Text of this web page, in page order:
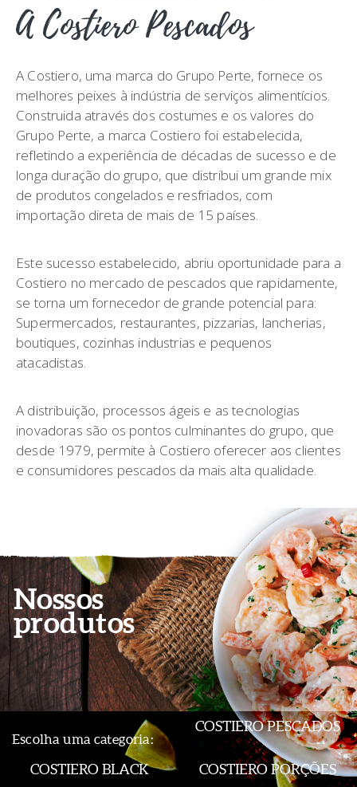
A Costiero Pescados
A Costiero, uma marca do Grupo Perte, fornece os
melhores peixes à indústria de serviços alimentícios.
Construida através dos costumes e os valores do
Grupo Perte, a marca Costiero foi estabelecida,
refletindo a experiência de décadas de sucesso e de
longa duração do grupo, que distribui um grande mix
de produtos congelados e resfriados, com
importação direta de mais de 15 países.
Este sucesso estabelecido, abriu oportunidade para a
Costiero no mercado de pescados que rapidamente,
se torna um fornecedor de grande potencial para:
Supermercados, restaurantes, pizzarias, lancherias,
boutiques, cozinhas industrias e pequenos
atacadistas.
A distribuição, processos ágeis e as tecnologias
inovadoras são os pontos culminantes do grupo, que
desde 1979, permite à Costiero oferecer aos clientes
e consumidores pescados da mais alta qualidade.
Nossos
produtos
Escolha uma categoria:
COSTIERO BLACK
COSTIERO PESCADOS
COSTIERO PORÇÕES